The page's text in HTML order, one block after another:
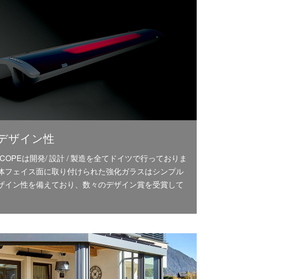
ザイン性
は開発/ 設計 / 製造を全てドイツで行っておりま
フェイス面に取り付けられた強化ガラスはシンプル
イン性を備えており、数々のデザイン賞を受賞して